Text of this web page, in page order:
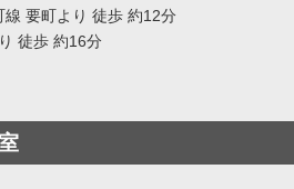
線 要町より 徒歩 約12分
徒歩 約16分